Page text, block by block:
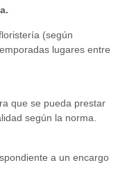
(según
lugares entre
que se pueda prestar
según la norma.
a un encargo